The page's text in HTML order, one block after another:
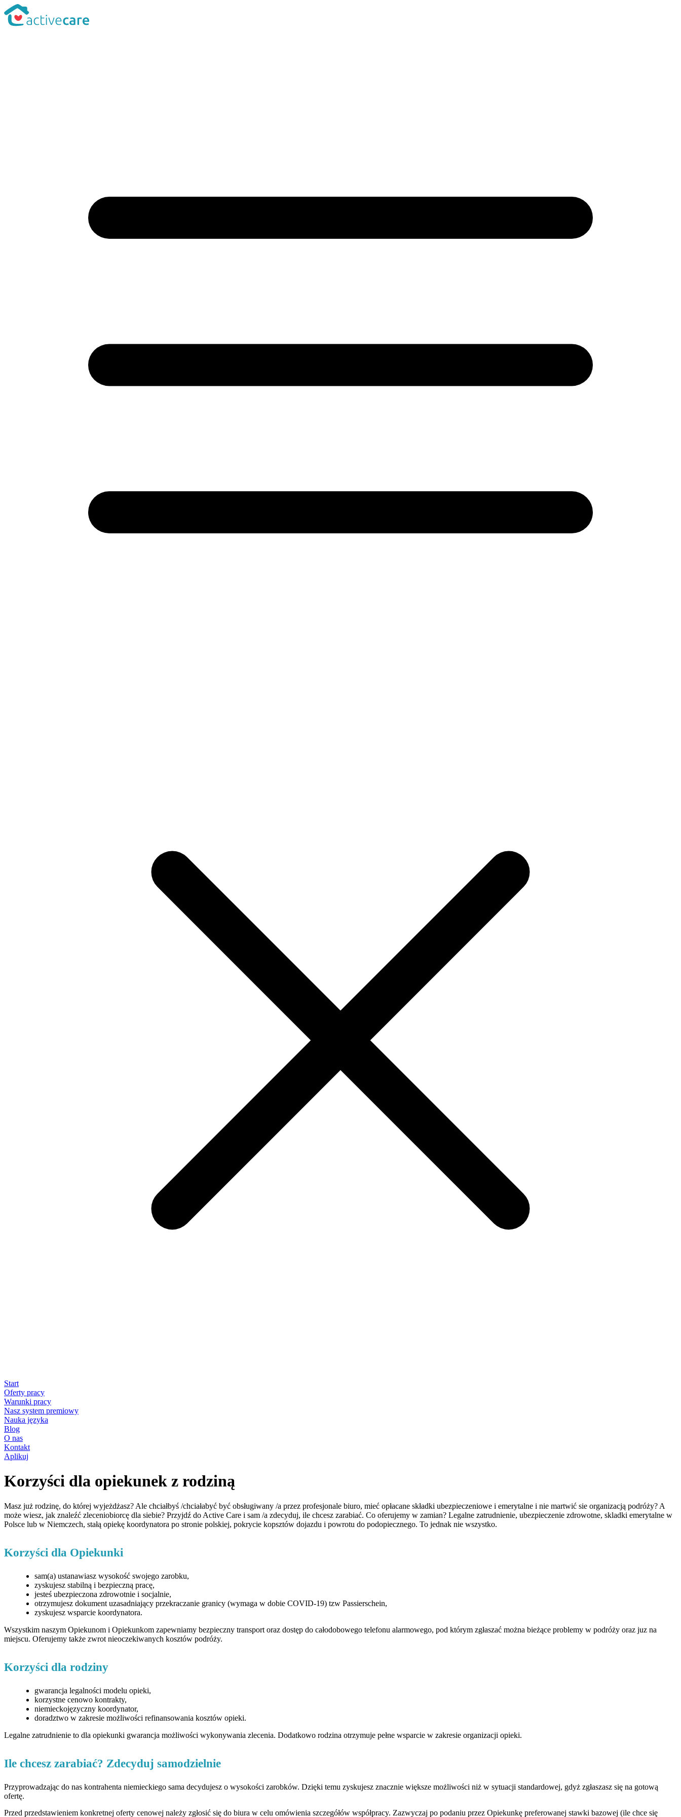
Start
Oferty pracy
Warunki pracy
Nasz system premiowy
Nauka języka
Blog
O nas
Kontakt
Aplikuj
Korzyści dla opiekunek z rodziną
Masz już rodzinę, do której wyjeżdżasz? Ale chciałbyś /chciałabyć być obsługiwany /a przez profesjonale biuro, mieć opłacane składki ubezpieczeniowe i emerytalne i nie martwić sie organizacją podróży? A
może wiesz, jak znaleźć zleceniobiorcę dla siebie? Przyjdź do Active Care i sam /a zdecyduj, ile chcesz zarabiać. Co oferujemy w zamian? Legalne zatrudnienie, ubezpieczenie zdrowotne, skladki emerytalne w
Polsce lub w Niemczech, stałą opiekę koordynatora po stronie polskiej, pokrycie kopsztów dojazdu i powrotu do podopiecznego. To jednak nie wszystko.
Korzyści dla Opiekunki
sam(a) ustanawiasz wysokość swojego zarobku,
zyskujesz stabilną i bezpieczną pracę,
jesteś ubezpieczona zdrowotnie i socjalnie,
otrzymujesz dokument uzasadniający przekraczanie granicy (wymaga w dobie COVID-19) tzw Passierschein,
zyskujesz wsparcie koordynatora.
Wszystkim naszym Opiekunom i Opiekunkom zapewniamy bezpieczny transport oraz dostęp do całodobowego telefonu alarmowego, pod którym zgłaszać można bieżące problemy w podróży oraz juz na
miejscu. Oferujemy także zwrot nieoczekiwanych kosztów podróży.
Korzyści dla rodziny
gwarancja legalności modelu opieki,
korzystne cenowo kontrakty,
niemieckojęzyczny koordynator,
doradztwo w zakresie możliwości refinansowania kosztów opieki.
Legalne zatrudnienie to dla opiekunki gwarancja możliwości wykonywania zlecenia. Dodatkowo rodzina otrzymuje pełne wsparcie w zakresie organizacji opieki.
Ile chcesz zarabiać? Zdecyduj samodzielnie
Przyprowadzając do nas kontrahenta niemieckiego sama decydujesz o wysokości zarobków. Dzięki temu zyskujesz znacznie większe możliwości niż w sytuacji standardowej, gdyż zgłaszasz się na gotową
ofertę.
Przed przedstawieniem konkretnej oferty cenowej należy zgłosić się do biura w celu omówienia szczegółów współpracy. Zazwyczaj po podaniu przez Opiekunkę preferowanej stawki bazowej (ile chce się